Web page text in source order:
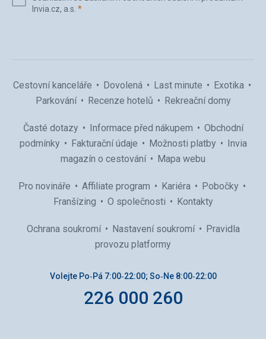
(povinné)
Invia.cz, a.s. *(povinné)
Cestovní kanceláře Dovolená Last minute
Exotika
Parkování
Recenze hotelů Rekreační domy
Časté dotazy Informace před nákupem
Obchodní
podmínky
Fakturační údaje Možnosti platby
Invia
magazín o cestování
Mapa webu
Pro novináře Affiliate program Kariéra
Pobočky
Franšízing
O společnosti Kontakty
Ochrana soukromí Nastavení soukromí
Pravidla
provozu platformy
Volejte Po‑Pá 7:00‑22:00; So‑Ne 8:00‑22:00
226 000 260